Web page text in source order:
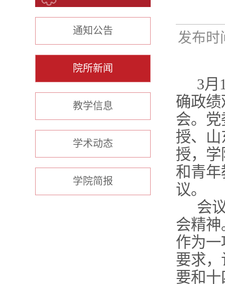
通知公告
院所新闻
教学信息
学术动态
学院简报
发布
3月
确政
会。
授、
授，
和青
议。
会
会精
作为
要求
要和